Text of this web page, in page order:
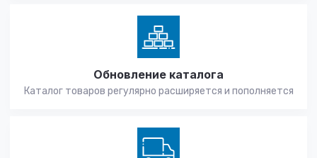
Обновление каталога
Каталог товаров регулярно расширяется и пополняется